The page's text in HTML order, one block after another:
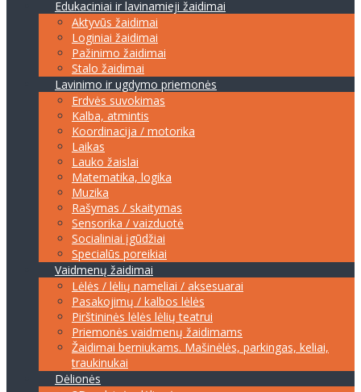
Edukaciniai ir lavinamieji žaidimai
Aktyvūs žaidimai
Loginiai žaidimai
Pažinimo žaidimai
Stalo žaidimai
Lavinimo ir ugdymo priemonės
Erdvės suvokimas
Kalba, atmintis
Koordinacija / motorika
Laikas
Lauko žaislai
Matematika, logika
Muzika
Rašymas / skaitymas
Sensorika / vaizduotė
Socialiniai įgūdžiai
Specialūs poreikiai
Vaidmenų žaidimai
Lėlės / lėlių nameliai / aksesuarai
Pasakojimų / kalbos lėlės
Pirštininės lėlės lėlių teatrui
Priemonės vaidmenų žaidimams
Žaidimai berniukams. Mašinėlės, parkingas, keliai,
traukinukai
Dėlionės